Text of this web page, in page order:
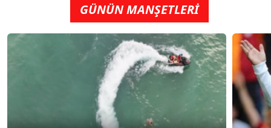
GÜNÜN MANŞETLERİ